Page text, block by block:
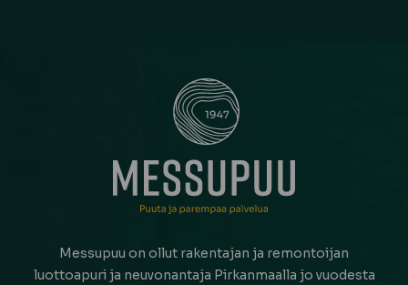
Messupuu on ollut rakentajan ja remontoijan
luottoapuri ja neuvonantaja Pirkanmaalla jo vuodesta